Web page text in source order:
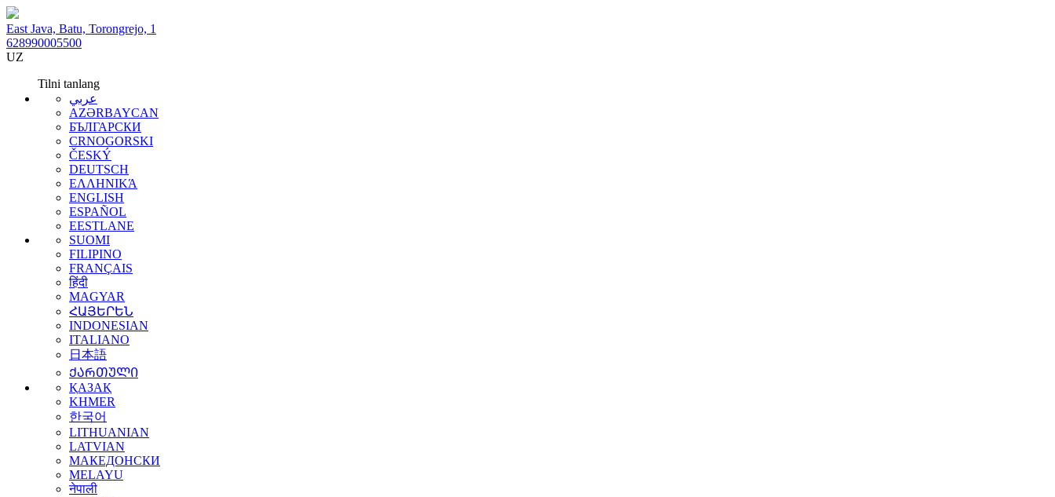
East Java, Batu, Torongrejo, 1
628990005500
UZ
Tilni tanlang
عربي
AZƏRBAYCAN
БЪЛГАРСКИ
CRNOGORSKI
ČESKÝ
DEUTSCH
ΕΛΛΗΝΙΚΆ
ENGLISH
ESPAÑOL
EESTLANE
SUOMI
FILIPINO
FRANÇAIS
हिंदी
MAGYAR
ՀԱՅԵՐԵՆ
INDONESIAN
ITALIANO
日本語
ᲥᲐᲠᲗᲣᲚᲘ
ҚАЗАҚ
KHMER
한국어
LITHUANIAN
LATVIAN
МАКЕДОНСКИ
MELAYU
नेपाली